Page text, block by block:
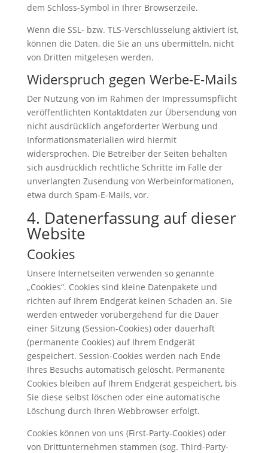
dem Schloss-Symbol in Ihrer Browserzeile.
Wenn die SSL- bzw. TLS-Verschlüsselung aktiviert ist,
können die Daten, die Sie an uns übermitteln, nicht
von Dritten mitgelesen werden.
Widerspruch gegen Werbe-E-Mails
Der Nutzung von im Rahmen der Impressumspflicht
veröffentlichten Kontaktdaten zur Übersendung von
nicht ausdrücklich angeforderter Werbung und
Informationsmaterialien wird hiermit
widersprochen. Die Betreiber der Seiten behalten
sich ausdrücklich rechtliche Schritte im Falle der
unverlangten Zusendung von Werbeinformationen,
etwa durch Spam-E-Mails, vor.
4. Datenerfassung auf dieser
Website
Cookies
Unsere Internetseiten verwenden so genannte
„Cookies“. Cookies sind kleine Datenpakete und
richten auf Ihrem Endgerät keinen Schaden an. Sie
werden entweder vorübergehend für die Dauer
einer Sitzung (Session-Cookies) oder dauerhaft
(permanente Cookies) auf Ihrem Endgerät
gespeichert. Session-Cookies werden nach Ende
Ihres Besuchs automatisch gelöscht. Permanente
Cookies bleiben auf Ihrem Endgerät gespeichert, bis
Sie diese selbst löschen oder eine automatische
Löschung durch Ihren Webbrowser erfolgt.
Cookies können von uns (First-Party-Cookies) oder
von Drittunternehmen stammen (sog. Third-Party-